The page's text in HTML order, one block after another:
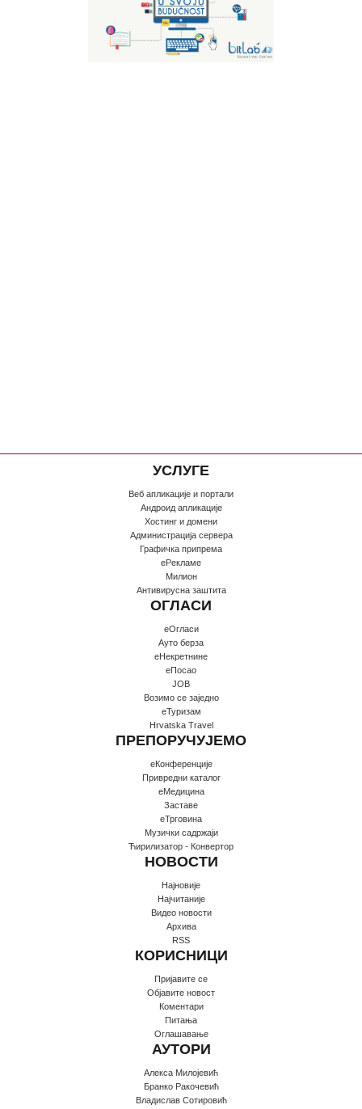
УСЛУГЕ
Веб апликације и портали
Андроид апликације
Хостинг и домени
Администрација сервера
Графичка припрема
еРекламе
Милион
Антивирусна заштита
ОГЛАСИ
еОгласи
Ауто берза
еНекретнине
еПосао
JOB
Возимо се заједно
еТуризам
Hrvatska Travel
ПРЕПОРУЧУЈЕМО
еКонференције
Привредни каталог
еМедицина
Заставе
еТрговина
Музички садржаји
Ћирилизатор - Конвертор
НОВОСТИ
Најновије
Најчитаније
Видео новости
Архива
RSS
КОРИСНИЦИ
Пријавите се
Oбјавите новост
Коментари
Питања
Оглашавање
АУТОРИ
Алекса Милојевић
Бранко Ракочевић
Владислав Сотировић